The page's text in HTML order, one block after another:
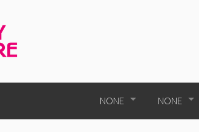
NONE NONE